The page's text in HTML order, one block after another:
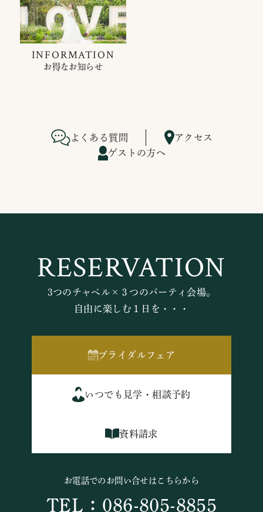
INFORMATION
お得なお知らせ
よくある質問
アクセス
ゲストの方へ
RESERVATION
3つのチャペル×３つのパーティ会場。
自由に楽しむ１日を・・・
ブライダルフェア
いつでも見学・相談予約
資料請求
お電話でのお問い合せはこちらから
TEL：086-805-8855